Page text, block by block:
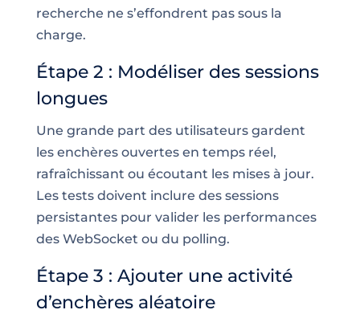
recherche ne s’effondrent pas sous la
charge.
Étape 2 : Modéliser des sessions
longues
Une grande part des utilisateurs gardent
les enchères ouvertes en temps réel,
rafraîchissant ou écoutant les mises à jour.
Les tests doivent inclure des sessions
persistantes pour valider les performances
des WebSocket ou du polling.
Étape 3 : Ajouter une activité
d’enchères aléatoire